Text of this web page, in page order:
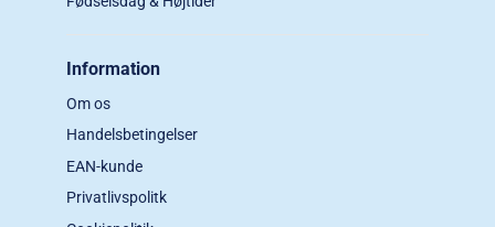
Information
Om os
Handelsbetingelser
EAN-kunde
Privatlivspolitk